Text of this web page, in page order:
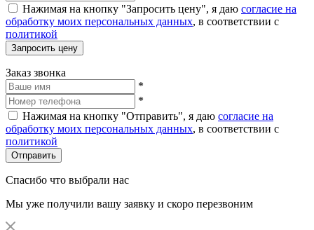
Нажимая на кнопку "Запросить цену", я даю согласие на
обработку моих персональных данных, в соответствии с
политикой
Запросить цену
Заказ звонка
*
*
Нажимая на кнопку "Отправить", я даю согласие на
обработку моих персональных данных, в соответствии с
политикой
Отправить
Спасибо что выбрали нас
Мы уже получили вашу заявку и скоро перезвоним